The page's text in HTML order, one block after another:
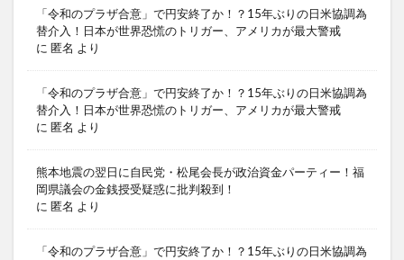
「令和のプラザ合意」で円安終了か！？15年ぶりの日米協調為
替介入！日本が世界恐慌のトリガー、アメリカが最大警戒
に 匿名 より
「令和のプラザ合意」で円安終了か！？15年ぶりの日米協調為
替介入！日本が世界恐慌のトリガー、アメリカが最大警戒
に 匿名 より
熊本地震の翌日に自民党・松尾会長が政治資金パーティー！福
岡県議会の金銭授受疑惑に批判殺到！
に 匿名 より
「令和のプラザ合意」で円安終了か！？15年ぶりの日米協調為